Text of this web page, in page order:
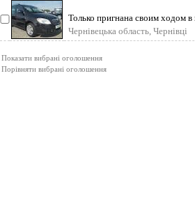
Только пригнана своим ходом
сертификат(+1
Чернівецька область, Чернівці
Показати вибрані оголошення
Порівняти вибрані оголошення